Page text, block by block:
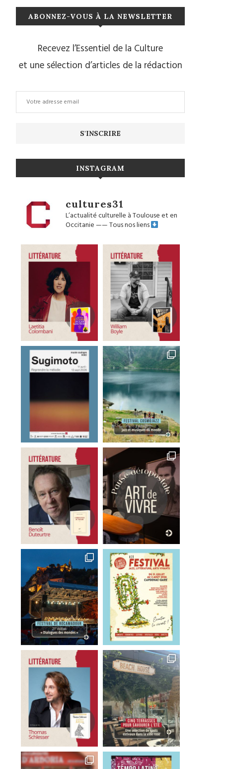
Hans Zimmer, du cinéma à la
scène
6 mai 2026
Kazokoo : un an après,
cuisine s’impose...
28 mars 2026
ABONNEZ-VOUS À LA NEWSLETTER
Recevez l’Essentiel de la Culture
et une sélection d’articles de la rédaction
INSTAGRAM
cultures31
L’actualité culturelle à Toulouse et en
Occitanie——Tous nos liens